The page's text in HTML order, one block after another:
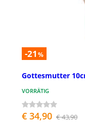
-21 %
Gottesmutter
VORRÄTIG
€ 34,90 € 43,90